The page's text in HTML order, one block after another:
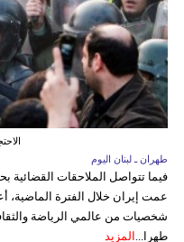
طهران ـ لبنان اليوم
فيما تتواصل الملاحقات القضائية
عمت إيران خلال الفترة الماضية،
شخصيات من عالمي الرياضة
طهرا... المزيد